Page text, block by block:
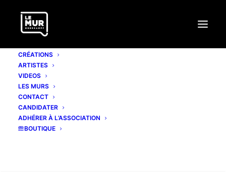
CRÉATIONS
ARTISTES
VIDEOS
LES MURS
CONTACT
CANDIDATER
ADHÉRER À L’ASSOCIATION
BOUTIQUE